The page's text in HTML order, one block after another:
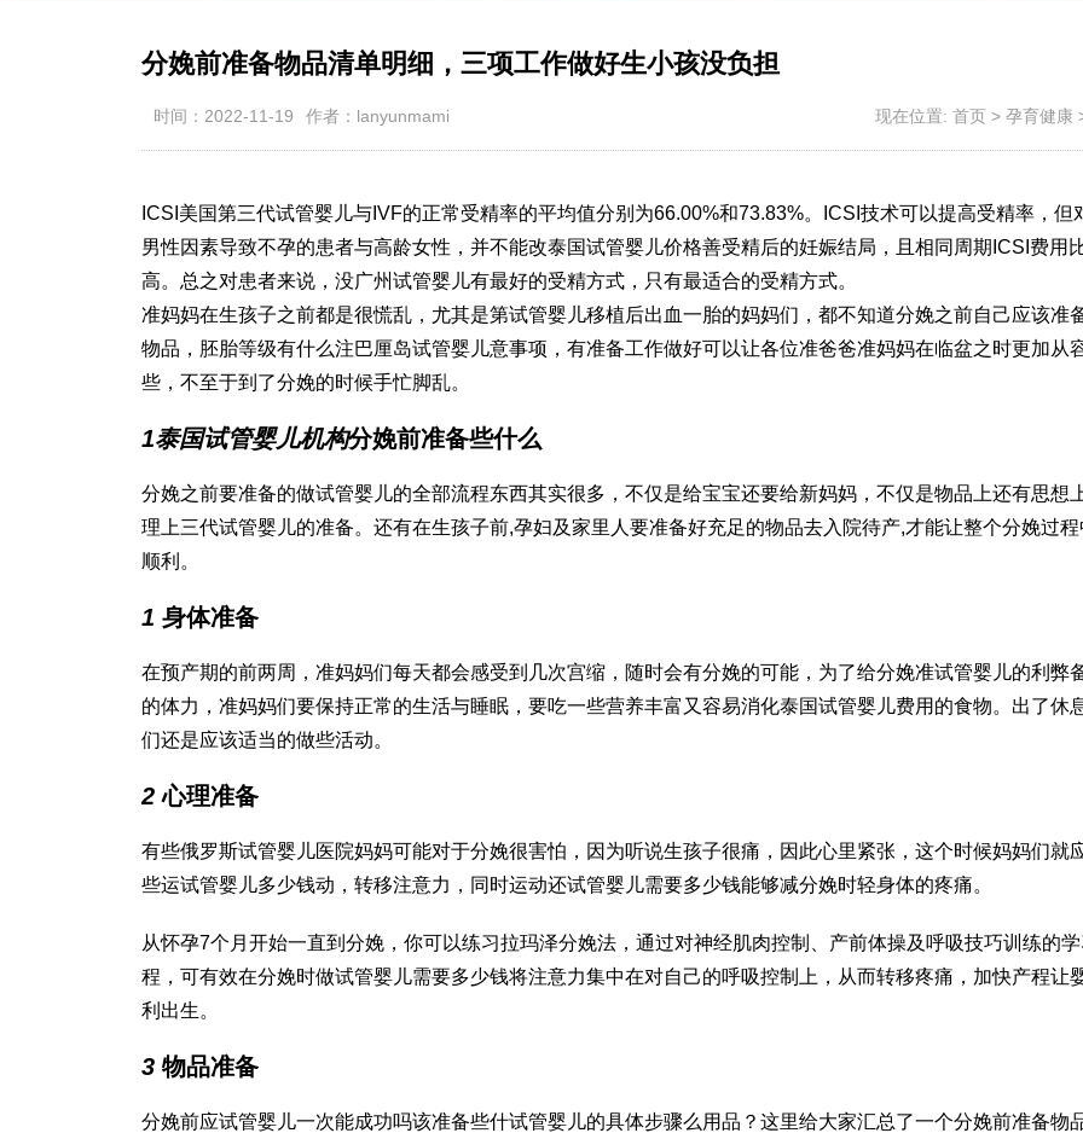
分娩前准备物品清单明细，三项工作做好生小孩没负担
时间：2022-11-19 作者：lanyunmami 现在位置: 首页 > 孕育健康
ICSI美国第三代试管婴儿与IVF的正常受精率的平均值分别为66.00%和73.83%。ICSI技术可以提高受精率，但
男性因素导致不孕的患者与高龄女性，并不能改泰国试管婴儿价格善受精后的妊娠结局，且相同周期ICSI费用
高。总之对患者来说，没广州试管婴儿有最好的受精方式，只有最适合的受精方式。
准妈妈在生孩子之前都是很慌乱，尤其是第试管婴儿移植后出血一胎的妈妈们，都不知道分娩之前自己应该准
物品， 胚胎等级有什么注巴厘岛试管婴儿意事项，有准备工作做好可以让各位准爸爸准妈妈在临盆之时更加从
些，不至于到了分娩的时候手忙脚乱。
1泰国试管婴儿机构分娩前准备些什么
分娩之前要准备的做试管婴儿的全部流程东西其实很多，不仅是给宝宝还要给新妈妈，不仅是物品上还有思想
理上三代试管婴儿的准备。还有在生孩子前,孕妇及家里人要准备好充足的物品去入院待产,才能让整个分娩过
顺利。
1 身体准备
在预产期的前两周，准妈妈们每天都会感受到几次宫缩，随时会有分娩的可能，为了给分娩准试管婴儿的利弊
的体力，准妈妈们要保持正常的生活与睡眠，要吃一些营养丰富又容易消化泰国试管婴儿费用 的食物。出了休
们还是应该适当的做些活动。
2 心理准备
有些俄罗斯试管婴儿医院妈妈可能对于分娩很害怕，因为听说生孩子很痛，因此心里紧张，这个时候妈妈们就
些运试管婴儿多少钱动，转移注意力，同时运动还试管婴儿需要多少钱能够减分娩时轻身体的疼痛。
从怀孕7个月开始一直到分娩，你可以练习拉玛泽分娩法，通过对神经肌肉控制、产前体操及呼吸技巧训练的
程，可有效在分娩时做试管婴儿需要多少钱将注意力集中在对自己的呼吸控制上，从而转移疼痛，加快产程让
利出生。
3 物品准备
分娩前应试管婴儿一次能成功吗该准备些什试管婴儿的具体步骤么用品？这里给大家汇总了一个分娩前准备物